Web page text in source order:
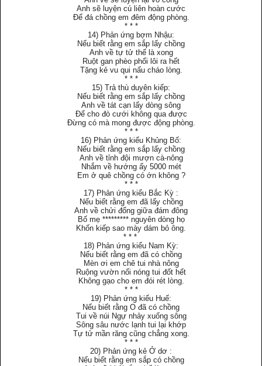
Anh sẽ luyện cú liên hoàn cước
Ðể đá chồng em đêm động phòng.
* * *
14) Phản ứng bợm Nhậu:
Nếu biết rằng em sắp lấy chồng
Anh về tự tử thế là xong
Ruột gan phèo phổi lôi ra hết
Tặng kẻ vu qui nấu cháo lòng.
* * *
15) Trả thù duyên kiếp:
Nếu biết rằng em sắp lấy chồng
Anh về tát cạn lấy dòng sông
Ðể cho đò cưới không qua được
Ðừng có mà mong được động phòng.
* * *
16) Phản ứng kiểu Khủng Bố:
Nếu biết rằng em sắp lấy chồng
Anh về tỉnh đội mượn cà-nông
Nhắm về hướng ấy 5000 mét
Em ở quê chồng có ớn không ?
* * *
17) Phản ứng kiểu Bắc Kỳ :
Nếu biết rằng em đã lấy chồng
Anh về chửi đổng giữa đám đông
Bố mẹ ********* nguyên dòng họ
Khốn kiếp sao mày dám bỏ ông.
* * *
18) Phản ứng kiểu Nam Kỳ:
Nếu biết rằng em đã có chồng
Mèn ơi em chê tui nhà nông
Ruộng vườn nổi nóng tui đốt hết
Không gạo cho em đói rét lòng.
* * *
19) Phản ứng kiểu Huế:
Nếu biết rằng O đã có chồng
Tui về núi Ngự nhảy xuống sông
Sông sâu nước lạnh tui lại khớp
Tự tử mần răng cũng chẳng xong.
* * *
20) Phản ứng kẻ Ở dơ :
Nếu biết rằng em sắp có chồng